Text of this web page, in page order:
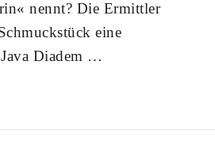
nennt? Die Ermittler
eine
Diadem …